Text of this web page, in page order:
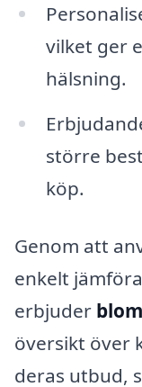
vilket ger
hälsning.
större
köp.
Genom att
enkelt
erbjuder
översikt över
deras utbud,